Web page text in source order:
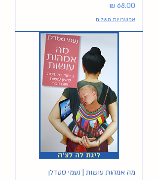
מחיר
אפשרויות משלוח
מה אמהות עושות | נעמי סטדלן